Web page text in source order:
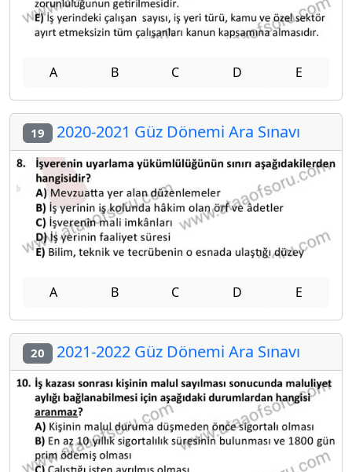
A B C D E
19 2020-2021 Güz Dönemi Ara Sınavı
A B C D E
20 2021-2022 Güz Dönemi Ara Sınavı